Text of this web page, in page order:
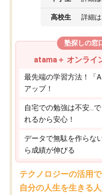
高校生 詳細
塾探しの窓
atama＋ オンライ
最先端の学習方法！「
アップ！
自宅での勉強は不安…
れるから安心！
データで無駄を作らな
ら成績が伸びる
テクノロジーの活用
自分の人生を生きる